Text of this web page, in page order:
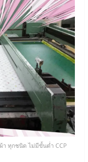
ทุกชนิด ไม่มีขั้นต่ำ CCP